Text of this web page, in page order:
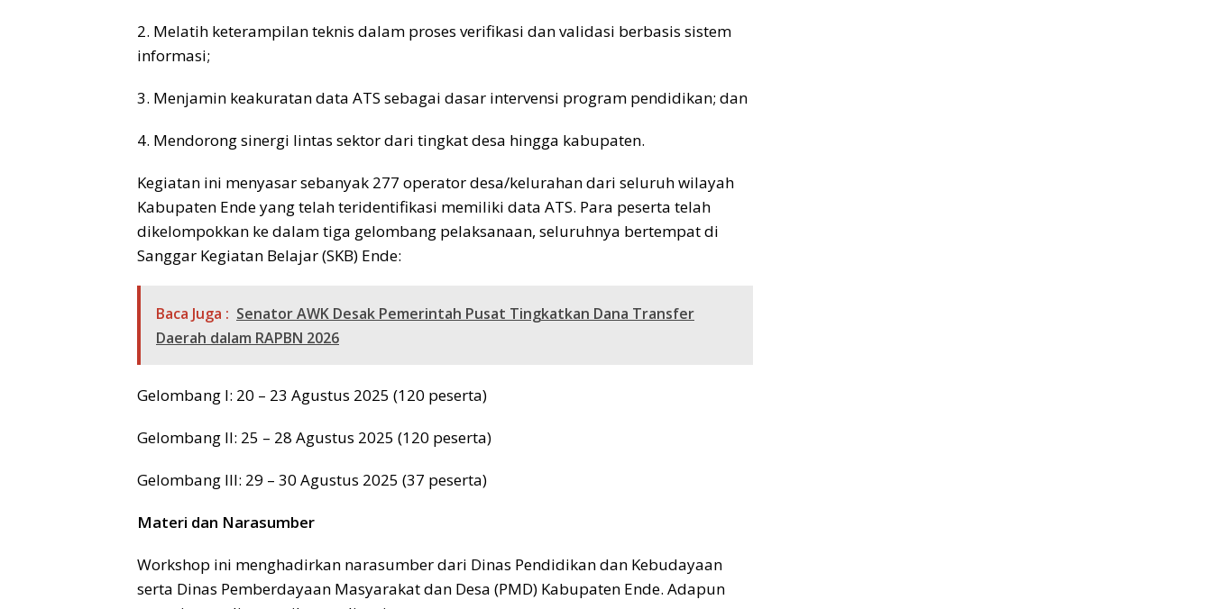
2. Melatih keterampilan teknis dalam proses verifikasi dan validasi berbasis sistem
informasi;
3. Menjamin keakuratan data ATS sebagai dasar intervensi program pendidikan; dan
4. Mendorong sinergi lintas sektor dari tingkat desa hingga kabupaten.
Kegiatan ini menyasar sebanyak 277 operator desa/kelurahan dari seluruh wilayah
Kabupaten Ende yang telah teridentifikasi memiliki data ATS. Para peserta telah
dikelompokkan ke dalam tiga gelombang pelaksanaan, seluruhnya bertempat di
Sanggar Kegiatan Belajar (SKB) Ende:
Baca Juga : Senator AWK Desak Pemerintah Pusat Tingkatkan Dana Transfer
Daerah dalam RAPBN 2026
Gelombang I: 20 – 23 Agustus 2025 (120 peserta)
Gelombang II: 25 – 28 Agustus 2025 (120 peserta)
Gelombang III: 29 – 30 Agustus 2025 (37 peserta)
Materi dan Narasumber
Workshop ini menghadirkan narasumber dari Dinas Pendidikan dan Kebudayaan
serta Dinas Pemberdayaan Masyarakat dan Desa (PMD) Kabupaten Ende. Adapun